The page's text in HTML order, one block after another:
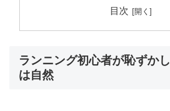
目次
ランニング初心者が恥ずか
は自然